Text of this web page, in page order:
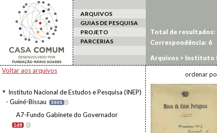
ARQUIVOS
GUIAS DE PESQUISA
PROJETO
PARCERIAS
Voltar aos arquivos
Instituto Nacional de Estudos e Pesquisa (INEP)
- Guiné-Bissau
5905 I
A7-Fundo Gabinete do Governador
149 I
Total de resultados:
Correspondência: 6
Arquivos > Instituto
da Guiné Portuguesa
ordenar